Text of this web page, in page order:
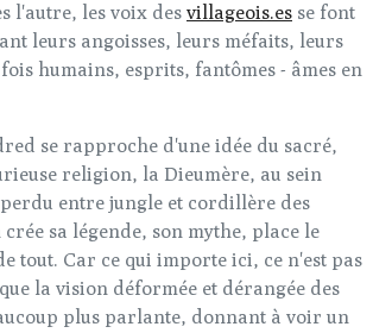
l'autre, les voix des villageois.es se font
leurs angoisses, leurs méfaits, leurs
humains, esprits, fantômes - âmes en
se rapproche d'une idée du sacré,
religion, la Dieumère, au sein
entre jungle et cordillère des
sa légende, son mythe, place le
tout. Car ce qui importe ici, ce n'est pas
la vision déformée et dérangée des
plus parlante, donnant à voir un